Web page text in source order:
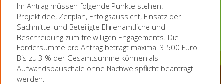
Im Antrag müssen folgende Punkte stehen:
Projektidee, Zeitplan, Erfolgsaussicht, Einsatz der
Sachmittel und Beteiligte Ehrenamtliche und
Beschreibung zum freiwilligen Engagements. Die
Fördersumme pro Antrag beträgt maximal 3.500 Euro.
Bis zu 3 % der Gesamtsumme können als
Aufwandspauschale ohne Nachweispflicht beantragt
werden.